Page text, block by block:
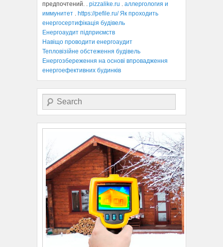
предпочтений. . pizzalike.ru . аллергология и
иммунитет . https://pefile.ru/ Як проходить
енергосертифікація будівель
Енергоаудит підприємств
Навіщо проводити енергоаудит
Тепловізійне обстеження будівель
Енергозбереження на основі впровадження
енергоефективних будинків
Search